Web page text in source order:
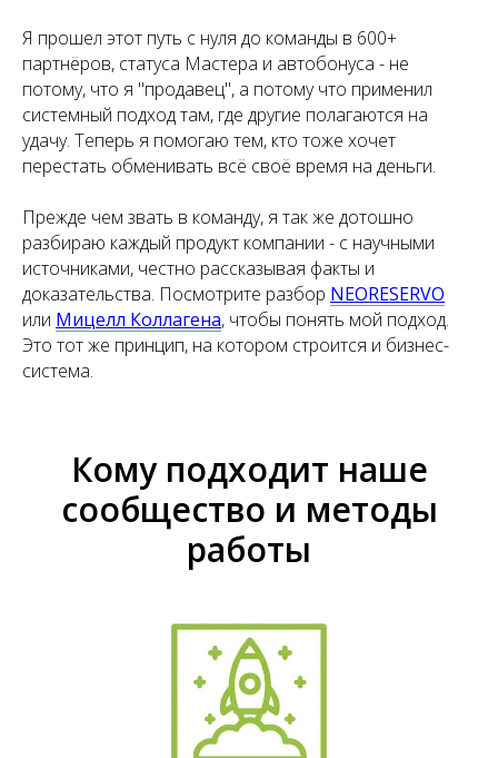
Я прошел этот путь с нуля до команды в 600+
партнёров, статуса Мастера и автобонуса - не
потому, что я "продавец", а потому что применил
системный подход там, где другие полагаются на
удачу. Теперь я помогаю тем, кто тоже хочет
перестать обменивать всё своё время на деньги.
Прежде чем звать в команду, я так же дотошно
разбираю каждый продукт компании - с научными
источниками, честно рассказывая факты и
доказательства. Посмотрите разбор NEORESERVO
или Мицелл Коллагена, чтобы понять мой подход.
Это тот же принцип, на котором строится и бизнес-
система.
Кому подходит наше
сообщество и методы
работы